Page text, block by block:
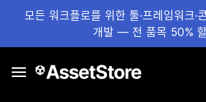
모든 워크플로를 위한 툴·프레임워크·
개발 — 전 품목 50%